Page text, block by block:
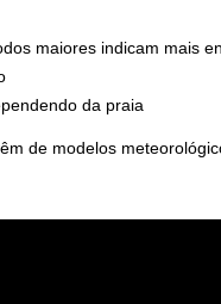
maiores indicam mais
da praia
de modelos